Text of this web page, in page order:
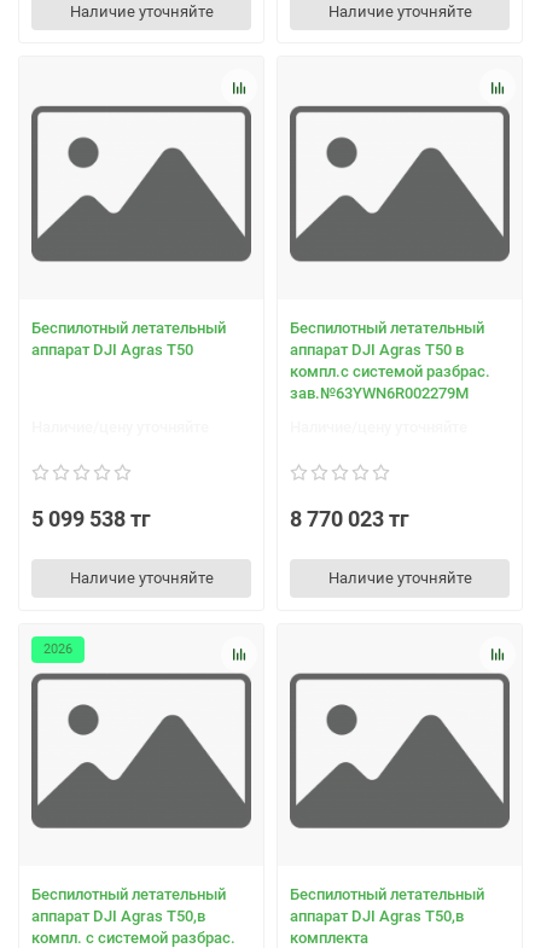
Наличие уточняйте Наличие уточняйте
Беспилотный летательный
аппарат DJI Agras T50
5 099 538 тг
Наличие уточняйте
Беспилотный летательный
аппарат DJI Agras T50 в
компл.с системой разбрас.
зав.№63YWN6R002279M
8 770 023 тг
Наличие уточняйте
2026
Беспилотный летательный
аппарат DJI Agras T50,в
компл. с системой разбрас.
Беспилотный летательный
аппарат DJI Agras T50,в
комплекта